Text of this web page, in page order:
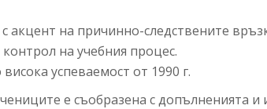
акцент на причинно-следствените
на учебния процес.
успеваемост от 1990 г.
е съобразена с допълненията